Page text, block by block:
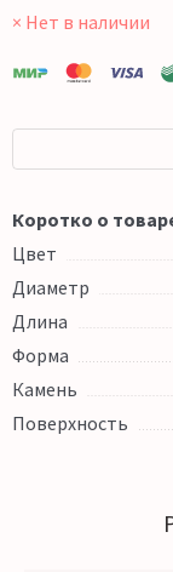
× Нет в наличии
Коротко о
Цвет
Диаметр
Длина
Форма
Камень
Поверхность